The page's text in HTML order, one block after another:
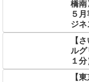
橋南
５
ジネ
【
ル
１
【